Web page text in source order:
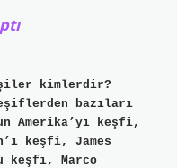
kimlerdir?
bazıları
Amerika’yı keşfi,
keşfi, James
keşfi, Marco